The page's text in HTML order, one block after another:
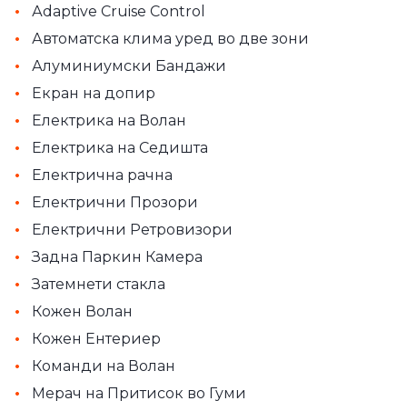
• Аdaptive Cruise Control
• Автоматскa клима уред во две зони
• Алуминиумски Бандажи
• Екран на допир
• Електрика на Волан
• Електрика на Седишта
• Електрична рачна
• Електрични Прозори
• Електрични Ретровизори
• Задна Паркин Камера
• Затемнети стакла
• Кожен Волан
• Кожен Ентериер
• Команди на Волан
• Мерач на Притисок во Гуми